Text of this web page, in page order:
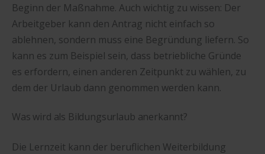
Beginn der Maßnahme. Auch wichtig zu wissen: Der
Arbeitgeber kann den Antrag nicht einfach so
ablehnen, sondern muss eine Begründung liefern. So
kann es zum Beispiel sein, dass betriebliche Gründe
es erfordern, einen anderen Zeitpunkt zu wählen, zu
dem der Urlaub dann genommen werden kann.
Was wird als Bildungsurlaub anerkannt?
Die Lernzeit kann der beruflichen Weiterbildung